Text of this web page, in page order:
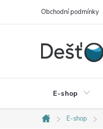
Obchodní podmínky
E-shop
Domů
E-shop